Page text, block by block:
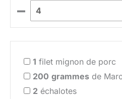
–
1 filet mignon de porc
200 grammes de
2 échalotes